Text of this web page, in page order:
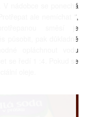
nádobce se ponechá
ale nemíchat ",
směsí je
působit, pak důkladně
opláchnout vodu
se ředí 1 :4. Pokud se
oleje.